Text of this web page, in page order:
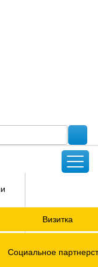
Визитка
2026 года
Социальное